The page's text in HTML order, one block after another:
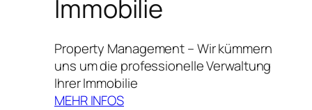
Immobilie
Property Management – Wir kümmern
uns um die professionelle Verwaltung
Ihrer Immobilie
MEHR INFOS